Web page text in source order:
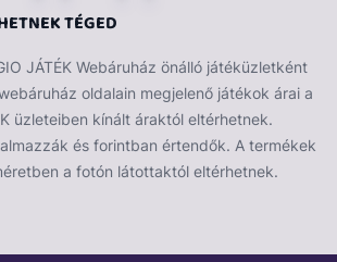
TÉGED
JÁTÉK Webáruház önálló játéküzletként
oldalain megjelenő játékok árai a
üzleteiben kínált áraktól eltérhetnek.
és forintban értendők. A termékek
a fotón látottaktól eltérhetnek.